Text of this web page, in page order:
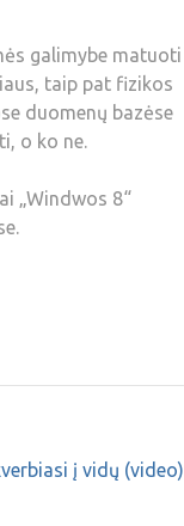
galimybe matuoti
taip pat fizikos
duomenų bazėse
o ko ne.
„Windwos 8“
į vidų (video)